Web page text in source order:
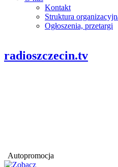
Kontakt
Struktura
Ogłoszenia, przetargi
radioszczecin.tv
Autopromocja